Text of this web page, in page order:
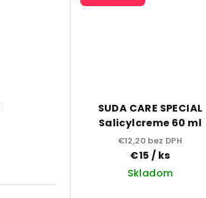
SUDA CARE SPECIAL
Salicylcreme 60 ml
€12,20 bez DPH
€15 / ks
Skladom